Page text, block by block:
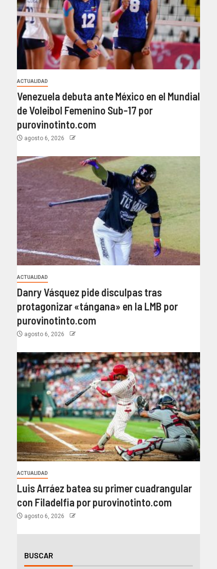
ACTUALIDAD
Venezuela debuta ante México en el Mundial
de Voleibol Femenino Sub-17 por
purovinotinto.com
agosto 6, 2026
ACTUALIDAD
Danry Vásquez pide disculpas tras
protagonizar «tángana» en la LMB por
purovinotinto.com
agosto 6, 2026
ACTUALIDAD
Luis Arráez batea su primer cuadrangular
con Filadelfia por purovinotinto.com
agosto 6, 2026
BUSCAR